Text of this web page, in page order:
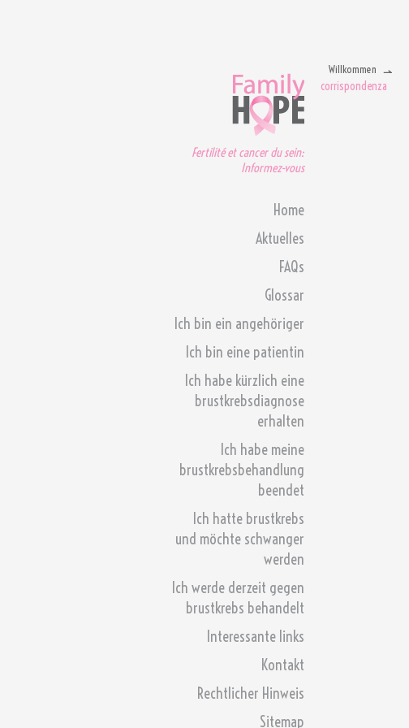
Fertilité et cancer du sein:
Informez-vous
Home
Aktuelles
FAQs
Glossar
Ich bin ein angehöriger
Ich bin eine patientin
Ich habe kürzlich eine
brustkrebsdiagnose
erhalten
Ich habe meine
brustkrebsbehandlung
beendet
Ich hatte brustkrebs
und möchte schwanger
werden
Ich werde derzeit gegen
brustkrebs behandelt
Interessante links
Kontakt
Rechtlicher Hinweis
Sitemap
Willkommen
corrispondenza